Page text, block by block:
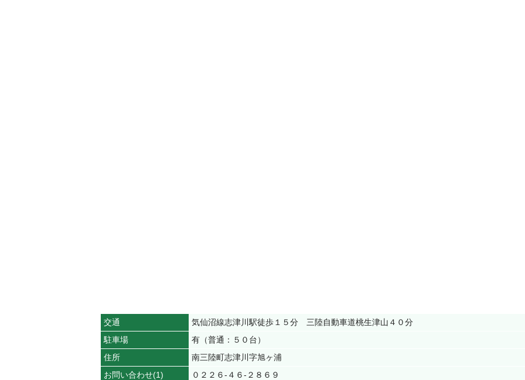
交通
気仙沼線志津川駅徒歩１５分 三陸自動車道桃生津山４０分
駐車場
有（普通：５０台）
住所
南三陸町志津川字旭ヶ浦
お問い合わせ(1)
０２２６‐４６‐２８６９